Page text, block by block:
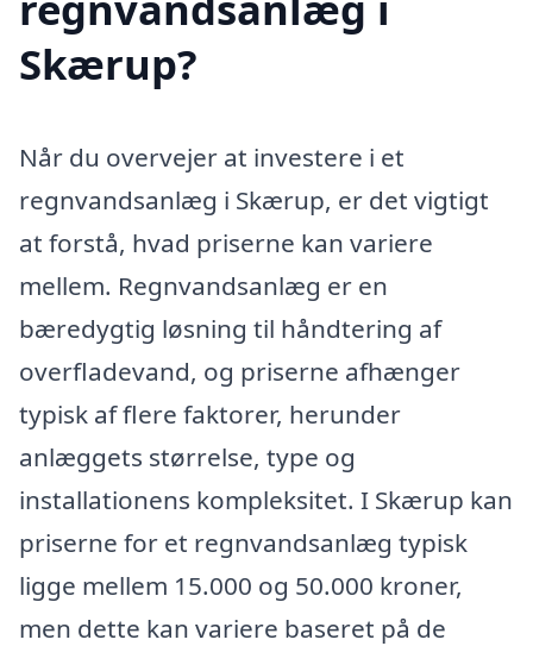
Skærup?
Når du overvejer at investere i et
regnvandsanlæg i Skærup, er det vigtigt
at forstå, hvad priserne kan variere
mellem. Regnvandsanlæg er en
bæredygtig løsning til håndtering af
overfladevand, og priserne afhænger
typisk af flere faktorer, herunder
anlæggets størrelse, type og
installationens kompleksitet. I Skærup kan
priserne for et regnvandsanlæg typisk
ligge mellem 15.000 og 50.000 kroner,
men dette kan variere baseret på de